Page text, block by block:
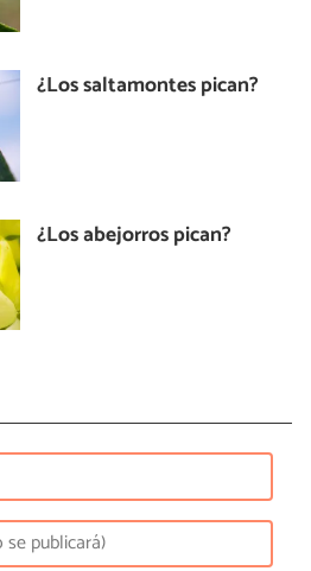
¿Los saltamontes pican?
¿Los abejorros pican?